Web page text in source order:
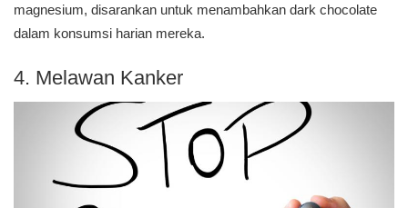
magnesium, disarankan untuk menambahkan dark chocolate
dalam konsumsi harian mereka.
4. Melawan Kanker